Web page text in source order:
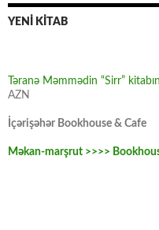
YENİ KİTAB
Təranə Məmmədin “Sirr”
AZN
İçərişəhər Bookhouse & Cafe
Məkan-marşrut >>>>